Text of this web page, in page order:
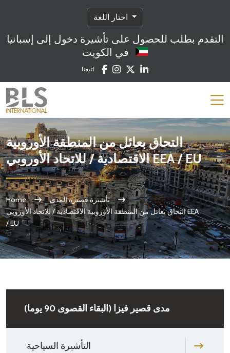
التقدم بطلب للحصول على تأشيرة دخول إلى إسبانيا
اتبعنا
التحاق بعائل من المنطقة الأوروبية
الاقتصادية / للاتحاد الأوروبي EEA / EU
Home
تأشيرة قصيرة المدى
التحاق بعائل من المنطقة الأوروبية الاقتصادية / للاتحاد الأوروبي EEA
/ EU
مدى قصير فيزا (البقاء القصوى 90 يوما)
التأشيرة السياحية